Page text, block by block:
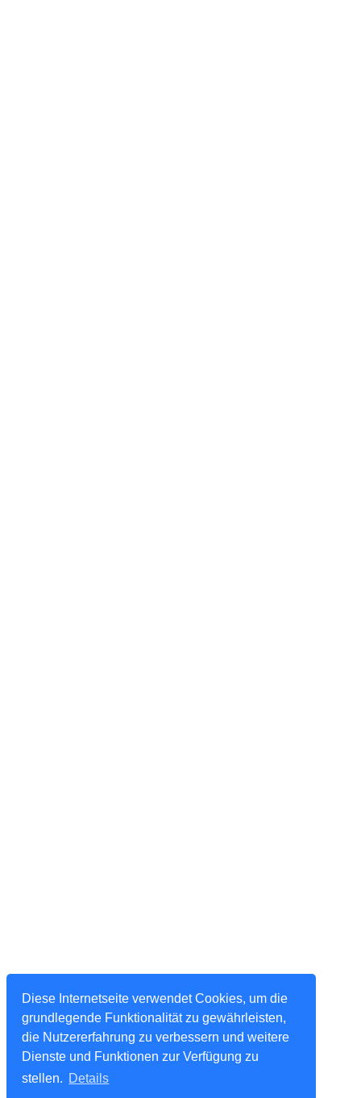
Diese Internetseite verwendet Cookies, um die
grundlegende Funktionalität zu gewährleisten,
die Nutzererfahrung zu verbessern und weitere
Dienste und Funktionen zur Verfügung zu
stellen. Details